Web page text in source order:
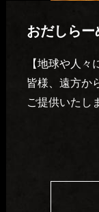
おだしらー
【地球や人
皆様、遠方か
ご提供いたし